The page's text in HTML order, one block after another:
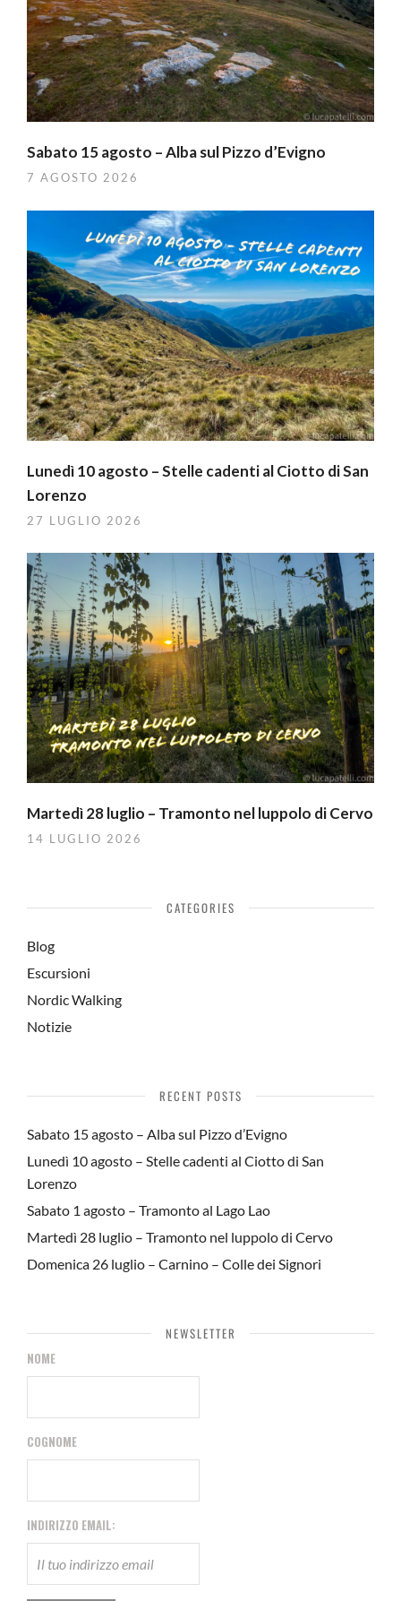
Sabato 15 agosto – Alba sul Pizzo d’Evigno
7 AGOSTO 2026
Lunedì 10 agosto – Stelle cadenti al Ciotto di San
Lorenzo
27 LUGLIO 2026
Martedì 28 luglio – Tramonto nel luppolo di Cervo
14 LUGLIO 2026
CATEGORIES
Blog
Escursioni
Nordic Walking
Notizie
RECENT POSTS
Sabato 15 agosto – Alba sul Pizzo d’Evigno
Lunedì 10 agosto – Stelle cadenti al Ciotto di San
Lorenzo
Sabato 1 agosto – Tramonto al Lago Lao
Martedì 28 luglio – Tramonto nel luppolo di Cervo
Domenica 26 luglio – Carnino – Colle dei Signori
NEWSLETTER
NOME
COGNOME
INDIRIZZO EMAIL: